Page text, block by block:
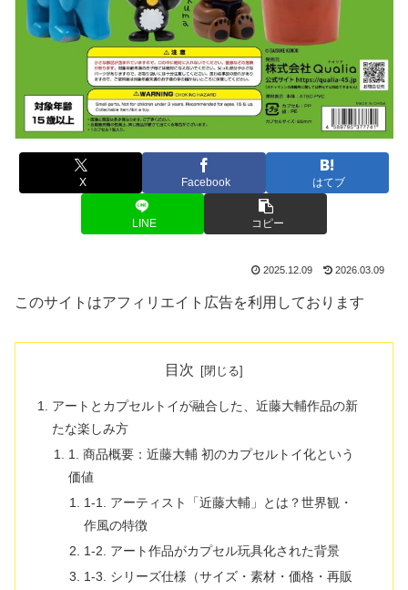
X Facebook はてブ
LINE コピー
2025.12.09 2026.03.09
このサイトはアフィリエイト広告を利用しております
目次
アートとカプセルトイが融合した、近藤大輔作品の新
たな楽しみ方
1. 商品概要：近藤大輔 初のカプセルトイ化という
価値
1-1. アーティスト「近藤大輔」とは？世界観・
作風の特徴
1-2. アート作品がカプセル玩具化された背景
1-3. シリーズ仕様（サイズ・素材・価格・再販